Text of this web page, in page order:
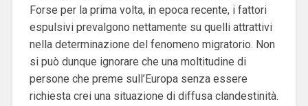
Forse per la prima volta, in epoca recente, i fattori
espulsivi prevalgono nettamente su quelli attrattivi
nella determinazione del fenomeno migratorio. Non
si può dunque ignorare che una moltitudine di
persone che preme sull’Europa senza essere
richiesta crei una situazione di diffusa clandestinità.